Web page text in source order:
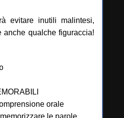
evitare inutili malintesi,
anche qualche figuraccia!
orale